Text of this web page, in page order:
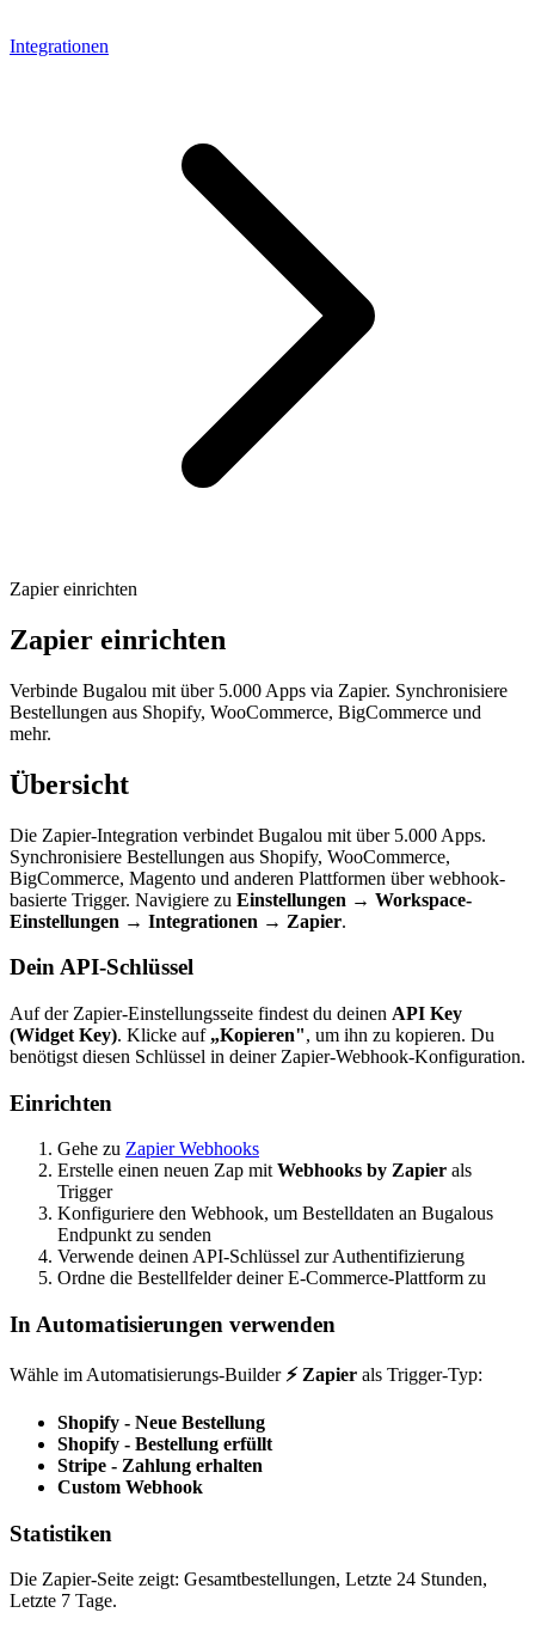
Integrationen
Zapier einrichten
Zapier einrichten
Verbinde Bugalou mit über 5.000 Apps via Zapier. Synchronisiere
Bestellungen aus Shopify, WooCommerce, BigCommerce und
mehr.
Übersicht
Die Zapier-Integration verbindet Bugalou mit über 5.000 Apps.
Synchronisiere Bestellungen aus Shopify, WooCommerce,
BigCommerce, Magento und anderen Plattformen über webhook-
basierte Trigger. Navigiere zu Einstellungen → Workspace-
Einstellungen → Integrationen → Zapier.
Dein API-Schlüssel
Auf der Zapier-Einstellungsseite findest du deinen API Key
(Widget Key). Klicke auf „Kopieren", um ihn zu kopieren. Du
benötigst diesen Schlüssel in deiner Zapier-Webhook-Konfiguration.
Einrichten
Gehe zu Zapier Webhooks
Erstelle einen neuen Zap mit Webhooks by Zapier als
Trigger
Konfiguriere den Webhook, um Bestelldaten an Bugalous
Endpunkt zu senden
Verwende deinen API-Schlüssel zur Authentifizierung
Ordne die Bestellfelder deiner E-Commerce-Plattform zu
In Automatisierungen verwenden
Wähle im Automatisierungs-Builder ⚡ Zapier als Trigger-Typ:
Shopify - Neue Bestellung
Shopify - Bestellung erfüllt
Stripe - Zahlung erhalten
Custom Webhook
Statistiken
Die Zapier-Seite zeigt: Gesamtbestellungen, Letzte 24 Stunden,
Letzte 7 Tage.